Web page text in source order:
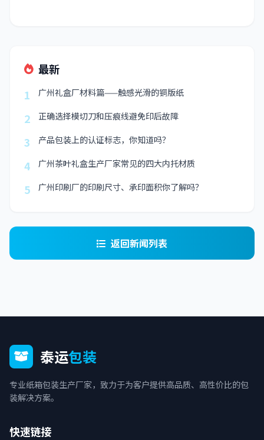
最新
1
广州礼盒厂材料篇——触感光滑的铜版纸
2 正确选择模切刀和压痕线避免印后故障
3 产品包装上的认证标志，你知道吗？
4 广州茶叶礼盒生产厂家常见的四大内托材质
5 广州印刷厂的印刷尺寸、承印面积你了解吗？
返回新闻列表
泰运包装
专业纸箱包装生产厂家，致力于为客户提供高品质、高性价比的包
装解决方案。
快速链接